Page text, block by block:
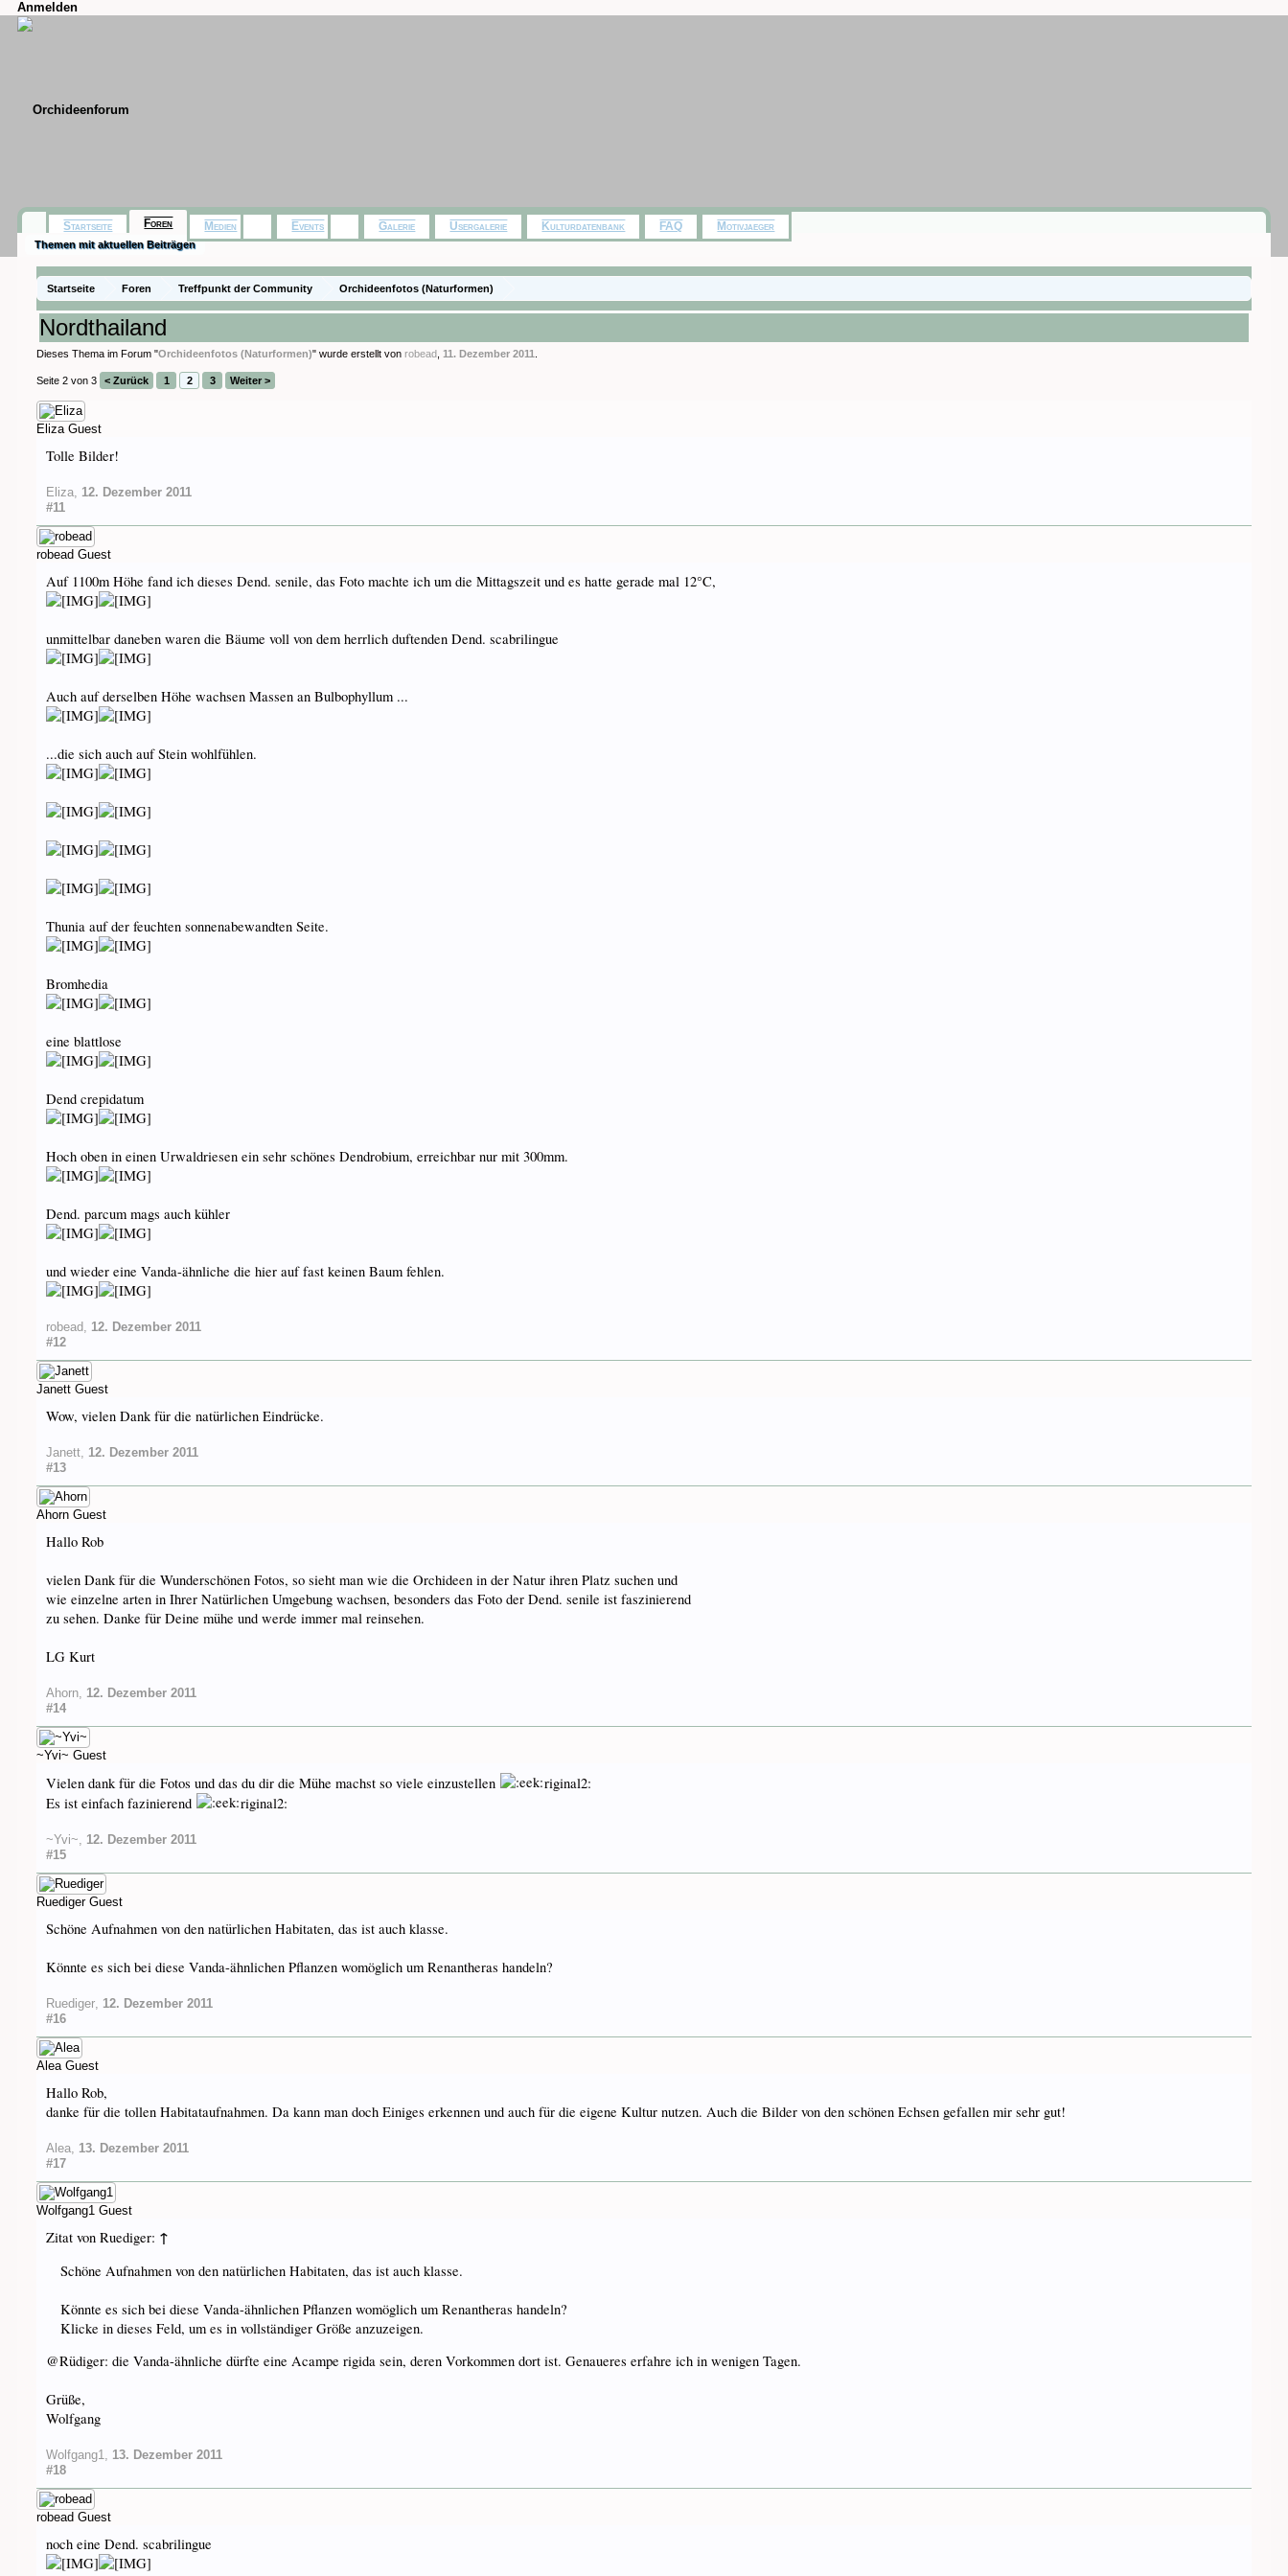
Anmelden
Startseite Foren Treffpunkt der Community Orchideenfotos (Naturformen)
Nordthailand
Dieses Thema im Forum "Orchideenfotos (Naturformen)" wurde erstellt vonrobead ,11. Dezember 2011
Seite 2 von 3 < Zurück 1 2 3 Weiter >
Eliza Guest
Tolle Bilder!
Eliza, 12. Dezember 2011
#11
robead Guest
Auf 1100m Höhe fand ich dieses Dend. senile, das Foto machte ich um die Mittagszeit und es hatte gerade mal 12°C,
unmittelbar daneben waren die Bäume voll von dem herrlich duftenden Dend. scabrilingue
Auch auf derselben Höhe wachsen Massen an Bulbophyllum ...
...die sich auch auf Stein wohlfühlen.
Thunia auf der feuchten sonnenabewandten Seite.
Bromhedia
eine blattlose
Dend crepidatum
Hoch oben in einen Urwaldriesen ein sehr schönes Dendrobium, erreichbar nur mit 300mm.
Dend. parcum mags auch kühler
und wieder eine Vanda-ähnliche die hier auf fast keinen Baum fehlen.
robead, 12. Dezember 2011
#12
Janett Guest
Wow, vielen Dank für die natürlichen Eindrücke.
Janett, 12. Dezember 2011
#13
Ahorn Guest
Hallo Rob
vielen Dank für die Wunderschönen Fotos, so sieht man wie die Orchideen in der Natur ihren Platz suchen und
wie einzelne arten in Ihrer Natürlichen Umgebung wachsen, besonders das Foto der Dend. senile ist faszinierend
zu sehen. Danke für Deine mühe und werde immer mal reinsehen.
LG Kurt
Ahorn, 12. Dezember 2011
#14
~Yvi~ Guest
Vielen dank für die Fotos und das du dir die Mühe machst so viele einzustellen
riginal2:
Es ist einfach fazinierend
riginal2:
~Yvi~, 12. Dezember 2011
#15
Ruediger Guest
Schöne Aufnahmen von den natürlichen Habitaten, das ist auch klasse.
Könnte es sich bei diese Vanda-ähnlichen Pflanzen womöglich um Renantheras handeln?
Ruediger, 12. Dezember 2011
#16
Alea Guest
Hallo Rob,
danke für die tollen Habitataufnahmen. Da kann man doch Einiges erkennen und auch für die eigene Kultur nutzen. Auch die Bilder von den schönen Echsen gefallen mir sehr gut!
Alea, 13. Dezember 2011
#17
Wolfgang1 Guest
Zitat von Ruediger: ↑
Schöne Aufnahmen von den natürlichen Habitaten, das ist auch klasse.
Könnte es sich bei diese Vanda-ähnlichen Pflanzen womöglich um Renantheras handeln?
Klicke in dieses Feld, um es in vollständiger Größe anzuzeigen.
@Rüdiger: die Vanda-ähnliche dürfte eine Acampe rigida sein, deren Vorkommen dort ist. Genaueres erfahre ich in wenigen Tagen.
Grüße,
Wolfgang
Wolfgang1, 13. Dezember 2011
#18
robead Guest
noch eine Dend. scabrilingue
Startseite Foren
Themen mit aktuellen Beiträgen
Medien Events Galerie Usergalerie Kulturdatenbank FAQ Motivjaeger